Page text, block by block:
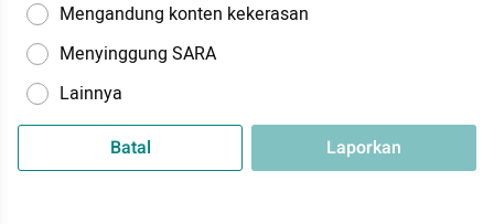
Mengandung konten kekerasan
Menyinggung SARA
Lainnya
Batal Laporkan